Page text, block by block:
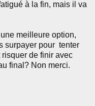
à la fin, mais il va
meilleure option,
surpayer pour tenter
de finir avec
final? Non merci.